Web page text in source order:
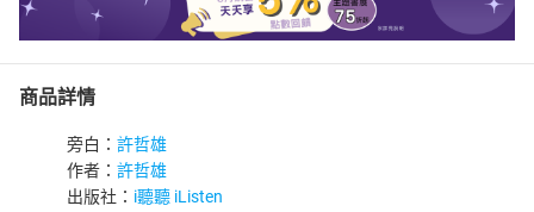
商品詳情
旁白： 許哲雄
作者： 許哲雄
出版社： i聽聽 iListen